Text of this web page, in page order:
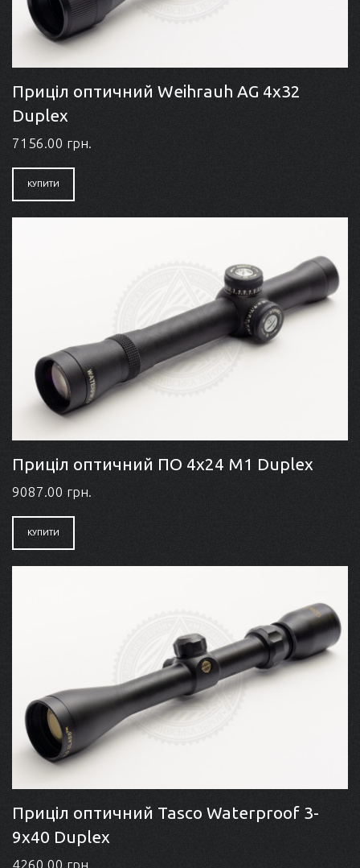
Приціл оптичний Weihrauh AG 4x32
Duplex
7156.00 грн.
КУПИТИ
Приціл оптичний ПО 4x24 M1 Duplex
9087.00 грн.
КУПИТИ
Приціл оптичний Tasco Waterproof 3-
9x40 Duplex
4260.00 грн.